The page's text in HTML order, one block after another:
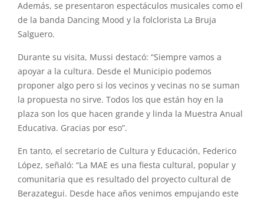
Además, se presentaron espectáculos musicales como el
de la banda Dancing Mood y la folclorista La Bruja
Salguero.
Durante su visita, Mussi destacó: “Siempre vamos a
apoyar a la cultura. Desde el Municipio podemos
proponer algo pero si los vecinos y vecinas no se suman
la propuesta no sirve. Todos los que están hoy en la
plaza son los que hacen grande y linda la Muestra Anual
Educativa. Gracias por eso”.
En tanto, el secretario de Cultura y Educación, Federico
López, señaló: “La MAE es una fiesta cultural, popular y
comunitaria que es resultado del proyecto cultural de
Berazategui. Desde hace años venimos empujando este